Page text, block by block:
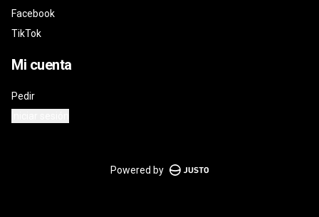
Facebook
TikTok
Mi cuenta
Pedir
Powered by